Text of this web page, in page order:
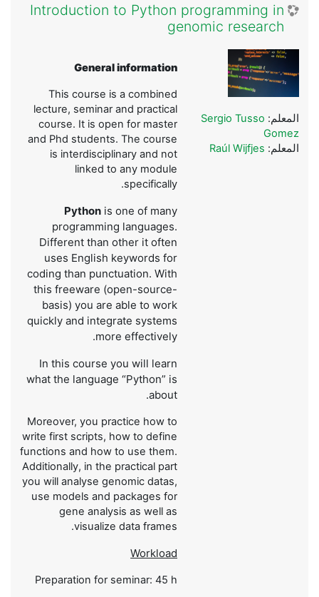
Introduction to Python programming in
genomic research
General information
This course is a combined
lecture, seminar and practical
course. It is open for master
and Phd students. The course
is interdisciplinary and not
linked to any module
specifically.
Python is one of many
programming languages.
Different than other it often
uses English keywords for
coding than punctuation. With
this freeware (open-source-
basis) you are able to work
quickly and integrate systems
more effectively.
In this course you will learn
what the language “Python” is
about.
Moreover, you practice how to
write first scripts, how to define
functions and how to use them.
Additionally, in the practical part
you will analyse genomic datas,
use models and packages for
gene analysis as well as
visualize data frames.
Workload
Preparation for seminar: 45 h
المعلم: Sergio Tusso
Gomez
المعلم: Raúl Wijfjes